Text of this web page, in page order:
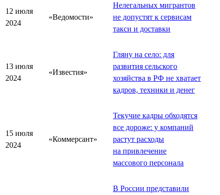
12 июля
2024
«Ведомости»
Нелегальных мигрантов
не допустят к сервисам
такси и доставки
13 июля
2024
«Известия»
Гляну на село: для
развития сельского
хозяйства в РФ не хватает
кадров, техники и денег
15 июля
2024
«Коммерсант»
Текучие кадры обходятся
все дороже: у компаний
растут расходы
на привлечение
массового персонала
В России представили